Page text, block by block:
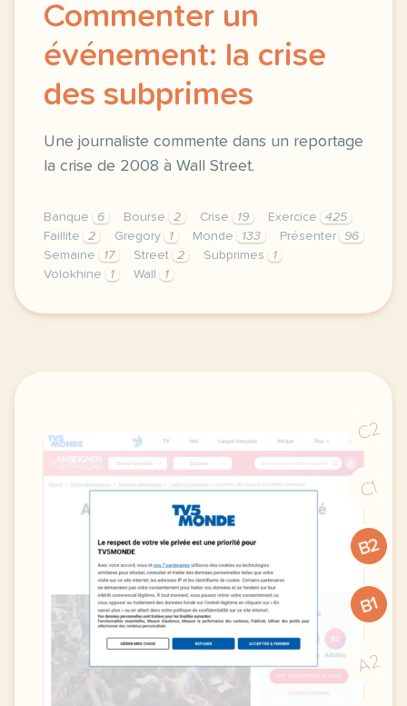
Commenter un
événement: la crise
des subprimes
Une journaliste commente dans un reportage
la crise de 2008 à Wall Street.
Banque 6 Bourse 2 Crise 19 Exercice
425
Faillite
2 Gregory 1 Monde 133 Présenter
96
Semaine
17 Street 2 Subprimes
1
Volokhine
1 Wall 1
exercice b2 affaires commenter un evenement
C2
C1
B2
B1
A2